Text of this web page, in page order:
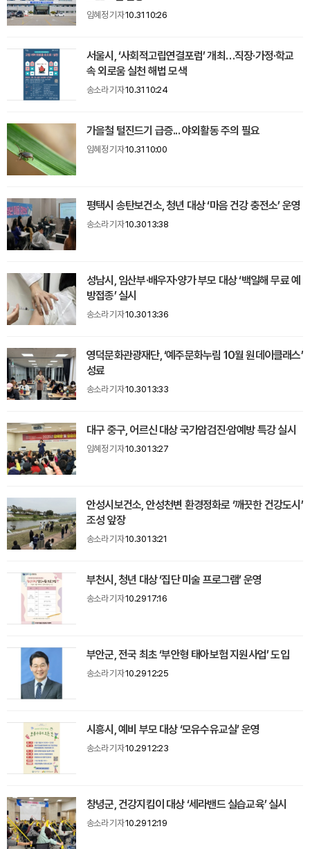
임혜정 기자10.31 10:26
서울시, ‘사회적고립연결포럼’ 개최…직장·가정·학교
속 외로움 실천 해법 모색
송소라 기자10.31 10:24
가을철 털진드기 급증... 야외활동 주의 필요
임혜정 기자10.31 10:00
평택시 송탄보건소, 청년 대상 ‘마음 건강 충전소’ 운영
송소라 기자10.30 13:38
성남시, 임산부·배우자·양가 부모 대상 ‘백일해 무료 예
방접종’ 실시
송소라 기자10.30 13:36
영덕문화관광재단, ‘예주문화누림 10월 원데이클래스’
성료
송소라 기자10.30 13:33
대구 중구, 어르신 대상 국가암검진·암예방 특강 실시
임혜정 기자10.30 13:27
안성시보건소, 안성천변 환경정화로 ‘깨끗한 건강도시’
조성 앞장
송소라 기자10.30 13:21
부천시, 청년 대상 ‘집단 미술 프로그램’ 운영
송소라 기자10.29 17:16
부안군, 전국 최초 ‘부안형 태아보험 지원사업’ 도입
송소라 기자10.29 12:25
시흥시, 예비 부모 대상 ‘모유수유교실’ 운영
송소라 기자10.29 12:23
창녕군, 건강지킴이 대상 ‘세라밴드 실습교육’ 실시
송소라 기자10.29 12:19